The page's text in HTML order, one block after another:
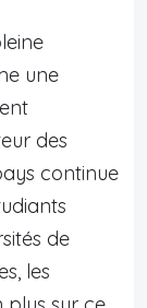
une
des
continue
de
les